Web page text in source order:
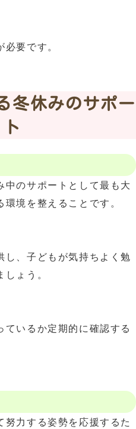
要です。
冬休みのサポー
ト
のサポートとして最も大
境を整えることです。
し、子どもが気持ちよく勉
ょう。
ているか定期的に確認する
力する姿勢を応援するた